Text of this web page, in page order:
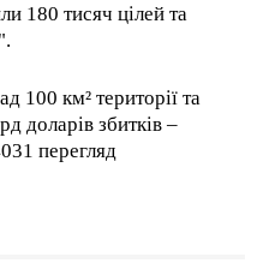
180 тисяч цілей та
100 км² території та
доларів збитків –
перегляд